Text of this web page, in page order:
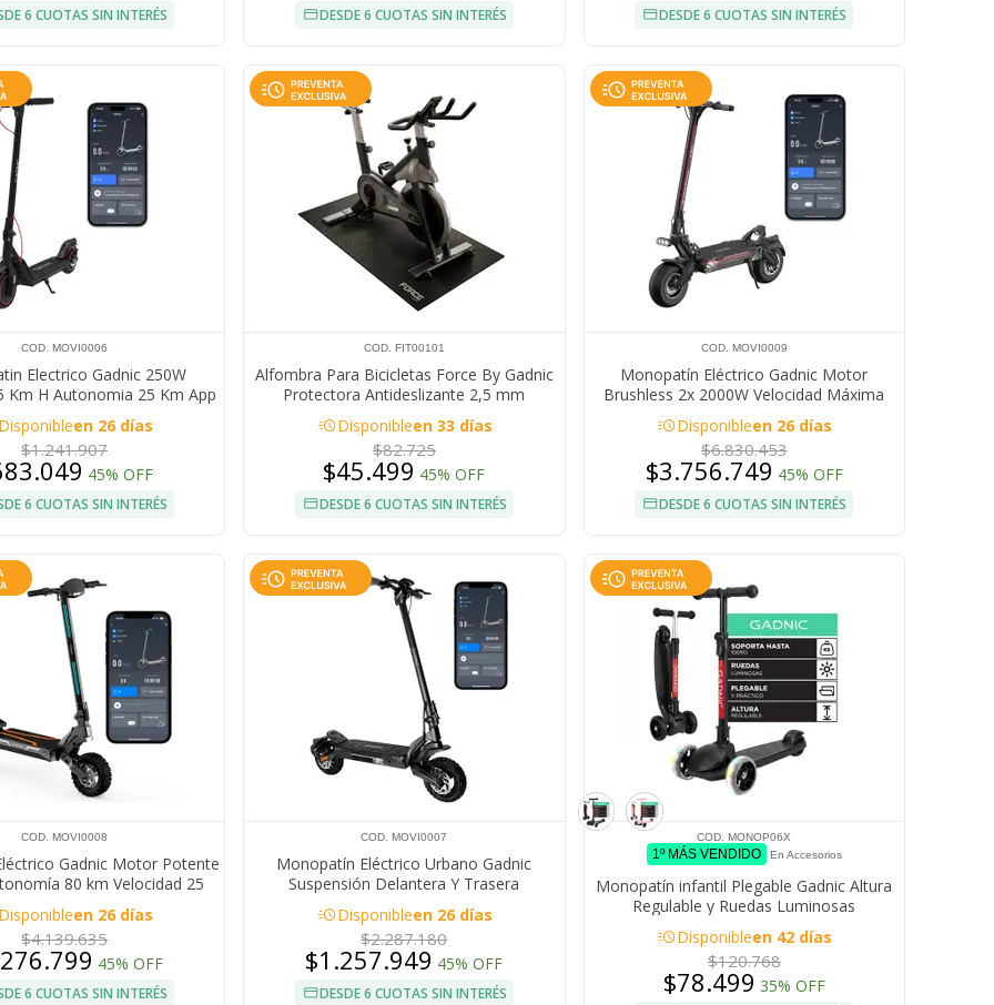
6 CUOTAS SIN INTERÉS DESDE 6 CUOTAS SIN INTERÉS DESDE 6 CUOTAS SIN INTERÉS
COD. MOVI0006
Electrico Gadnic 250W
Km H Autonomia 25 Km App
Freno A Disco Plegable
Disponibleen 26 días
$1.241.907
45% OFF
6 CUOTAS SIN INTERÉS
COD. FIT00101
Alfombra Para Bicicletas Force By Gadnic
Protectora Antideslizante 2,5 mm
acuteDisponibleen 33 días
$82.725
$45.499 45% OFF
DESDE 6 CUOTAS SIN INTERÉS
COD. MOVI0009
Monopatín Eléctrico Gadnic Motor
Brushless 2x 2000W Velocidad Máxima
100 km/h Batería Litio ION 60 V 30Ah
acuteDisponibleen 26 días
$6.830.453
$3.756.749 45% OFF
DESDE 6 CUOTAS SIN INTERÉS
COD. MOVI0008
Gadnic Motor Potente
80 km Velocidad 25
Todoterreno 11”
Disponibleen 26 días
$4.139.635
45% OFF
6 CUOTAS SIN INTERÉS
COD. MOVI0007
Monopatín Eléctrico Urbano Gadnic
Suspensión Delantera Y Trasera
Autonomía 40 km Motor 500W Velocidad
45 km/h
acuteDisponibleen 26 días
$2.287.180
$1.257.949 45% OFF
DESDE 6 CUOTAS SIN INTERÉS
COD. MONOP06X
1º MÁS VENDIDO En Accesorios
Monopatín infantil Plegable Gadnic Altura
Regulable y Ruedas Luminosas
acuteDisponibleen 42 días
$120.768
$78.499 35% OFF